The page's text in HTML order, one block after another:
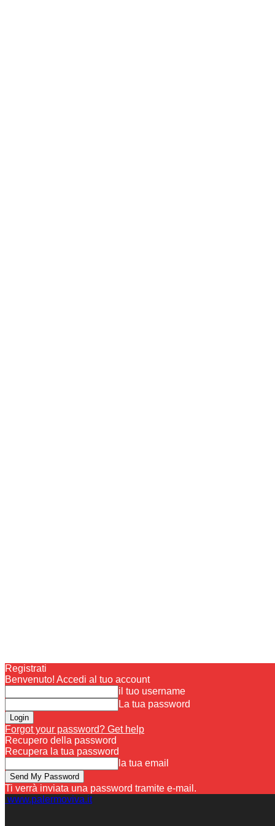
Registrati
Benvenuto! Accedi al tuo account
il tuo username
La tua password
Forgot your password? Get help
Recupero della password
Recupera la tua password
la tua email
Ti verrà inviata una password tramite e-mail.
www.palermoviva.it